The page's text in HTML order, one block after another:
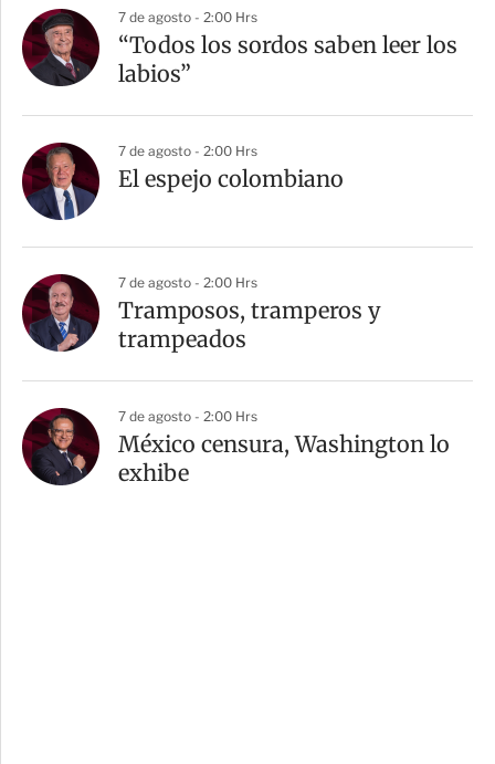
7 de agosto - 2:00 Hrs
“Todos los sordos saben leer los
labios”
7 de agosto - 2:00 Hrs
El espejo colombiano
7 de agosto - 2:00 Hrs
Tramposos, tramperos y
trampeados
7 de agosto - 2:00 Hrs
México censura, Washington lo
exhibe